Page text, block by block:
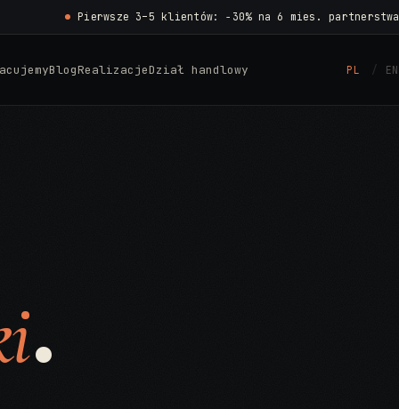
Pierwsze 3–5 klientów: −30% na 6 mies. partnerstwa
BlogRealizacjeDział handlowy PL EN
.